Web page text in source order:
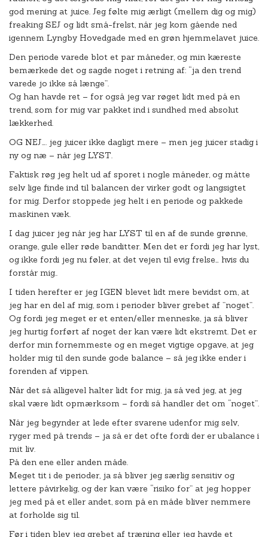
god mening at juice. Jeg følte mig ærligt (mellem dig og mig)
freaking SEJ og lidt små-frelst, når jeg kom gående ned
igennem Lyngby Hovedgade med en grøn hjemmelavet juice.
Den periode varede blot et par måneder, og min kæreste
bemærkede det og sagde noget i retning af: “ja den trend
varede jo ikke så længe”.
Og han havde ret – for også jeg var røget lidt med på en
trend, som for mig var pakket ind i sundhed med absolut
lækkerhed.
OG NEJ…. jeg juicer ikke dagligt mere – men jeg juicer stadig i
ny og næ – når jeg LYST.
Faktisk røg jeg helt ud af sporet i nogle måneder, og måtte
selv lige finde ind til balancen der virker godt og langsigtet
for mig. Derfor stoppede jeg helt i en periode og pakkede
maskinen væk.
I dag juicer jeg når jeg har LYST til en af de sunde grønne,
orange, gule eller røde banditter. Men det er fordi jeg har lyst,
og ikke fordi jeg nu føler, at det vejen til evig frelse… hvis du
forstår mig..
I tiden herefter er jeg IGEN blevet lidt mere bevidst om, at
jeg har en del af mig, som i perioder bliver grebet af ”noget”.
Og fordi jeg meget er et enten/eller menneske, ja så bliver
jeg hurtig forført af noget der kan være lidt ekstremt. Det er
derfor min fornemmeste og en meget vigtige opgave, at jeg
holder mig til den sunde gode balance – så jeg ikke ender i
forenden af vippen.
Når det så alligevel halter lidt for mig, ja så ved jeg, at jeg
skal være lidt opmærksom – fordi så handler det om “noget”.
Når jeg begynder at lede efter svarene udenfor mig selv,
ryger med på trends – ja så er det ofte fordi der er ubalance i
mit liv.
På den ene eller anden måde.
Meget tit i de perioder, ja så bliver jeg særlig sensitiv og
lettere påvirkelig, og der kan være “risiko for” at jeg hopper
jeg med på et eller andet, som på en måde bliver nemmere
at forholde sig til.
Før i tiden blev jeg grebet af træning eller jeg havde et